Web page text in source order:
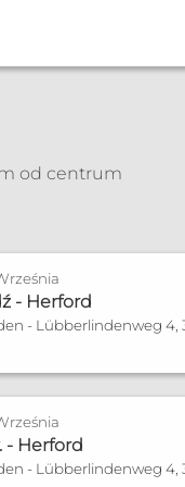
Paderborn
płodności
od centrum
- Herford
- Lübberlindenweg 4,
- Herford
- Lübberlindenweg 4,